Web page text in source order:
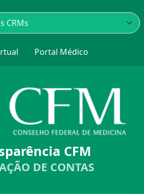
Portal Médico
CFM
DE CONTAS